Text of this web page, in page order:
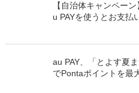
【自治体キャンペー
u PAYを使うとお支払
au PAY、「とよす夏
でPontaポイントを最